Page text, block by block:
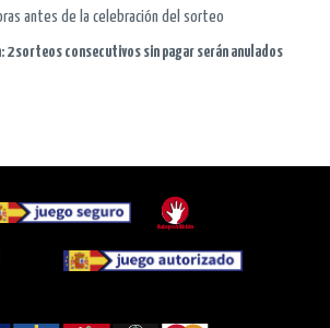
antes de la celebración del sorteo
2 sorteos consecutivos sin pagar serán anulados